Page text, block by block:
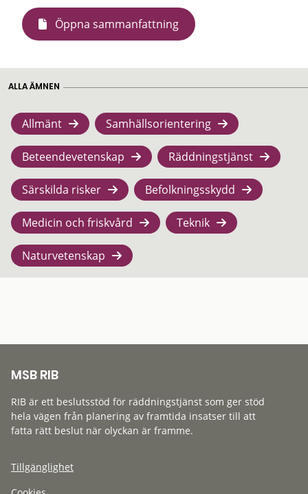
Öppna sammanfattning
ALLA ÄMNEN
Allmänt Samhällsorientering
Beteendevetenskap Räddningstjänst
Särskilda risker Befolkningsskydd
Medicin och friskvård Teknik
Naturvetenskap
MSB RIB
RIB är ett beslutsstöd för räddningstjänst som ger stöd
hela vägen från planering av framtida insatser till att
fatta rätt beslut när olyckan är framme.
Tillgänglighet